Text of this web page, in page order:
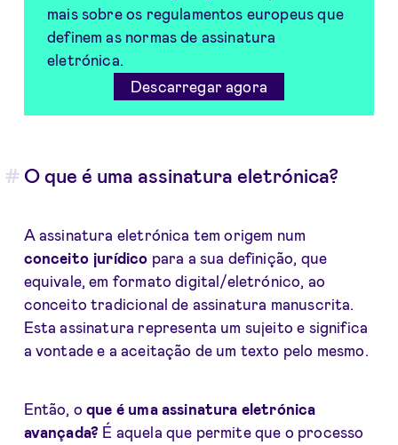
mais sobre os regulamentos europeus que
definem as normas de assinatura
eletrónica.
Descarregar agora
O que é uma assinatura eletrónica?
A assinatura eletrónica tem origem num
conceito jurídico para a sua definição, que
equivale, em formato digital/eletrónico, ao
conceito tradicional de assinatura manuscrita.
Esta assinatura representa um sujeito e significa
a vontade e a aceitação de um texto pelo mesmo.
Então, oque é uma assinatura eletrónica
avançada? É aquela que permite que o processo